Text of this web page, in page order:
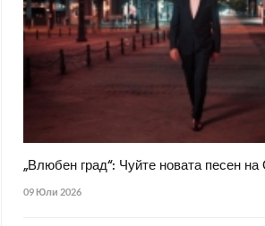
„Влюбен град“: Чуйте новата песен
09 Юли 2026